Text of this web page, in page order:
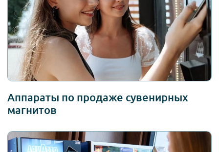
Аппараты по продаже сувенирных
магнитов